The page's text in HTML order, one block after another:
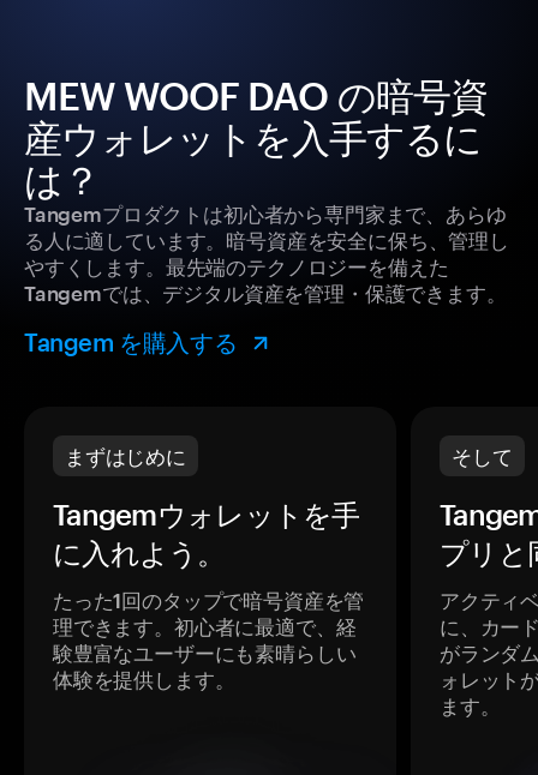
MEW WOOF DAO の暗号資
産ウォレットを入手するに
は？
Tangemプロダクトは初心者から専門家まで、あらゆ
る人に適しています。暗号資産を安全に保ち、管理し
やすくします。最先端のテクノロジーを備えた
Tangemでは、デジタル資産を管理・保護できます。
Tangem を購入する
まずはじめに
Tangemウォレットを手
に入れよう。
たった1回のタップで暗号資産を管
理できます。初心者に最適で、経
験豊富なユーザーにも素晴らしい
体験を提供します。
そして
プリと
アクティ
に、カー
がランダ
ォレット
ます。